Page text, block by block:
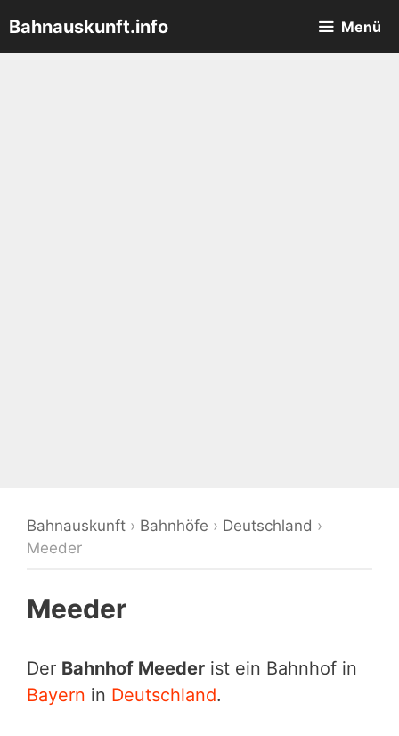
Inhalt
springen
Bahnauskunft.info Menü
Bahnauskunft › Bahnhöfe › Deutschland ›
Meeder
Meeder
Der Bahnhof Meeder ist ein Bahnhof in
Bayern in Deutschland.